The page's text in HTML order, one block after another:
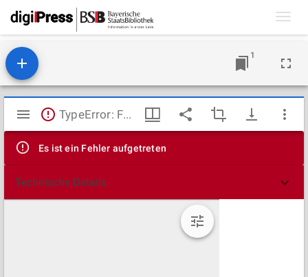
1
Mirador
Viewer
TypeError: Failed to fetch
Es ist ein Fehler aufgetreten
Technische Details